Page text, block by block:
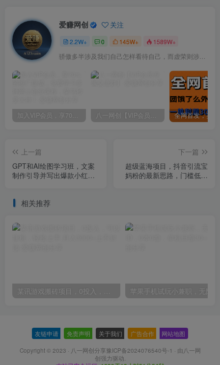
爱赚网创 关注
2.2W+ 0 145W+ 1589W+
骄傲多半涉及我们自己怎样看待自己，而虚荣则涉及我们想别人怎样看我们
加入VIP会员，享70%的推广提成，免费学习多种网上创业课程，菜鸟秒变大神！ 八一网创【VIP会员专属交流群】
上一篇
GPT和AI绘图学习班，文案
制作引导并写出爆款小红书
下一篇
超级蓝海项目，抖音引流宝
妈粉的最新思路，门槛低适
相关推荐
某讯游戏搬砖项目，0投入，可以挂机，轻松上手,月入3000+上不封顶
友链申请 免责声明 关于我们 广告合作 网站地图
Copyright © 2023 · 八一网创分享豫ICP备2024076540号-1 · 由八一网
创强力驱动.